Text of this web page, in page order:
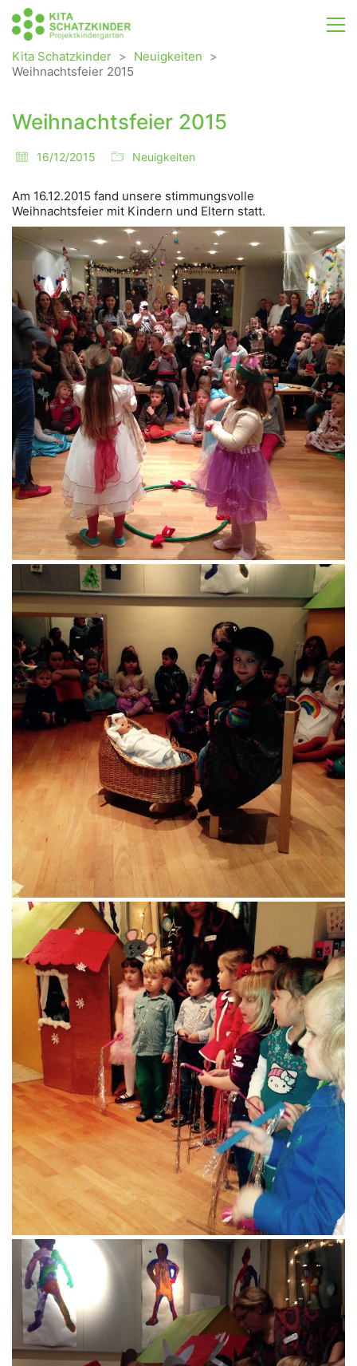
Kita Schatzkinder > Neuigkeiten >
Weihnachtsfeier 2015
Weihnachtsfeier 2015
16/12/2015 Neuigkeiten
Am 16.12.2015 fand unsere stimmungsvolle
Weihnachtsfeier mit Kindern und Eltern statt.